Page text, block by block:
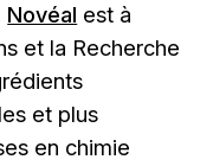
Novéal est à
et la Recherche
et plus
en chimie